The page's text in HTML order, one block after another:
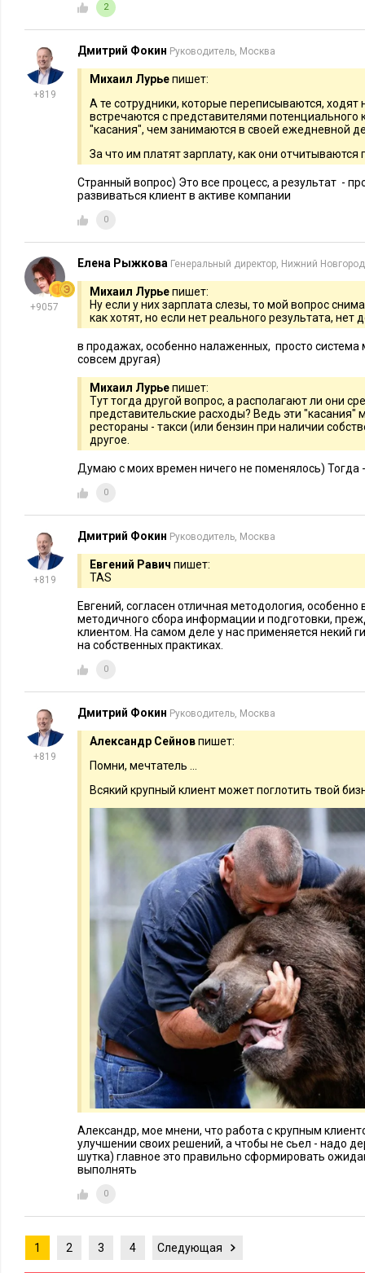
2
+819
Дмитрий Фокин Руководитель, Москва
Михаил Лурьепишет:
А те сотрудники, которые переписываются, ходят
встречаются с представителями потенциального
"касания", чем занимаются в своей ежедневной
За что им платят зарплату, как они
Странный вопрос) Это все процесс, а результат -
развиваться клиент в активе компании
0
+9057
Елена Рыжкова Генеральный директор, Нижний Новгород
Михаил Лурьепишет:
Ну если у них зарплата слезы, то мой вопрос
как хотят, но если нет реального результата, нет
в продажах, особенно налаженных, просто
совсем другая)
Михаил Лурьепишет:
Тут тогда другой вопрос, а располагают ли они
представительские расходы? Ведь эти "касания"
рестораны - такси (или бензин при наличии
другое.
Думаю с моих времен ничего не поменялось) Тогда
0
+819
Дмитрий Фокин Руководитель, Москва
Евгений Равич пишет:
TAS
Евгений, согласен отличная методология,
методичного сбора информации и подготовки,
клиентом. На самом деле у нас применяется некий
на собственных практиках.
0
+819
Дмитрий Фокин Руководитель, Москва
Александр Сейновпишет:
Помни, мечтатель ...
Всякий крупный клиент может поглотить твой
Александр, мое мнени, что работа с крупным
улучшении своих решений, а чтобы не сьел - надо
шутка) главное это правильно сформировать
выполнять
0
1 2 3 4 Следующая